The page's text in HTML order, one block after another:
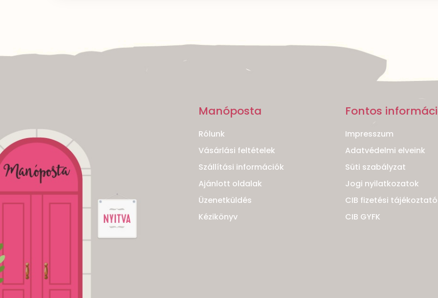
Manóposta
Rólunk
Vásárlási feltételek
Szállítási információk
Ajánlott oldalak
Üzenetküldés
Kézikönyv
Fontos
Impresszum
Adatvédelmi elveink
Süti szabályzat
Jogi nyilatkozatok
CIB fizetési tájékoztató
CIB GYFK